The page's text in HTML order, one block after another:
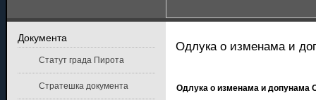
Одлука о изменама и
Одлука о изменама и допунама
Документа
Статут града Пирота
Стратешка документа